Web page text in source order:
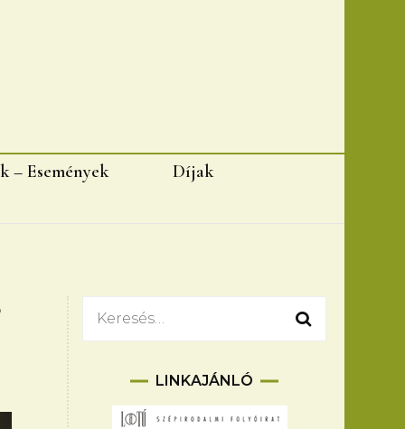
– Események Díjak
Keresés:
LINKAJÁNLÓ